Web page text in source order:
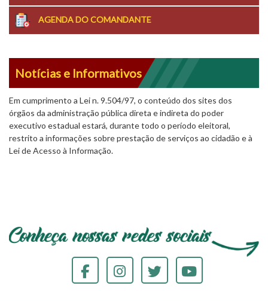
AGENDA DO COMANDANTE
Notícias e Informativos
Em cumprimento a Lei n. 9.504/97, o conteúdo dos sites dos
órgãos da administração pública direta e indireta do poder
executivo estadual estará, durante todo o período eleitoral,
restrito a informações sobre prestação de serviços ao cidadão e à
Lei de Acesso à Informação.